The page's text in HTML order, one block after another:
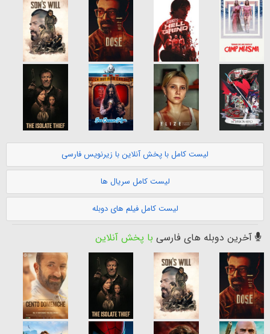
لیست کامل با پخش آنلاین با زیرنویس فارسی
لیست کامل سریال ها
لیست کامل فیلم های دوبله
آخرین دوبله های فارسی با پخش آنلاین